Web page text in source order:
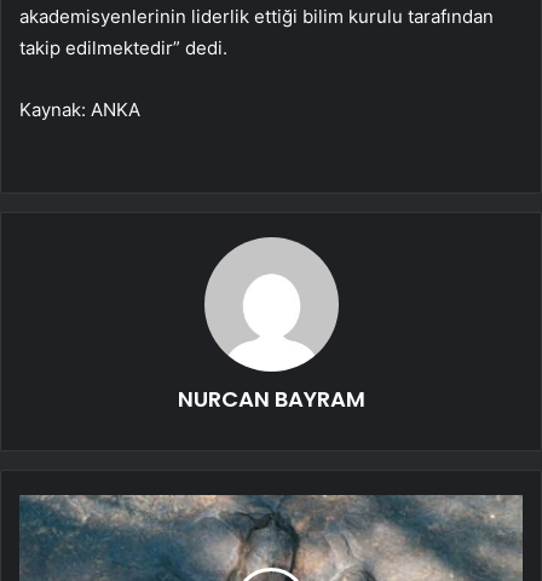
akademisyenlerinin liderlik ettiği bilim kurulu tarafından
takip edilmektedir” dedi.
Kaynak: ANKA
NURCAN BAYRAM